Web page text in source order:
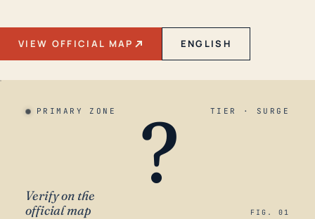
VIEW OFFICIAL MAP ENGLISH
PRIMARY ZONE TIER · SURGE
?
Verify on the
official map
FIG. 01